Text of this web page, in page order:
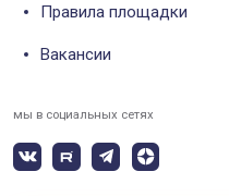
Правила площадки
Вакансии
мы в социальных сетях